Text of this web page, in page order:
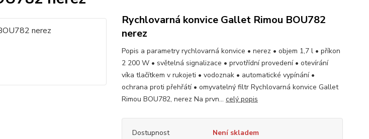
Rychlovarná konvice Gallet Rimou BOU782
nerez
Popis a parametry rychlovarná konvice • nerez • objem 1,7 l • příkon
2 200 W • světelná signalizace • prvotřídní provedení • otevírání
víka tlačítkem v rukojeti • vodoznak • automatické vypínání •
ochrana proti přehřátí • omyvatelný filtr Rychlovarná konvice Gallet
Rimou BOU782, nerez Na prvn... celý popis
Dostupnost Není skladem